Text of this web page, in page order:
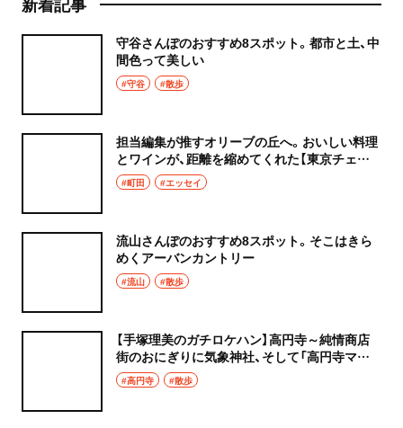
守谷さんぽのおすすめ8スポット。都市と土、中
間色って美しい
#守谷 #散歩
担当編集が推すオリーブの丘へ。おいしい料理
とワインが、距離を縮めてくれた【東京チェン
飯diary】
#町田 #エッセイ
流山さんぽのおすすめ8スポット。そこはきら
めくアーバンカントリー
#流山 #散歩
【手塚理美のガチロケハン】高円寺～純情商店
街のおにぎりに気象神社、そして「高円寺マシ
タ」へ！
#高円寺 #散歩